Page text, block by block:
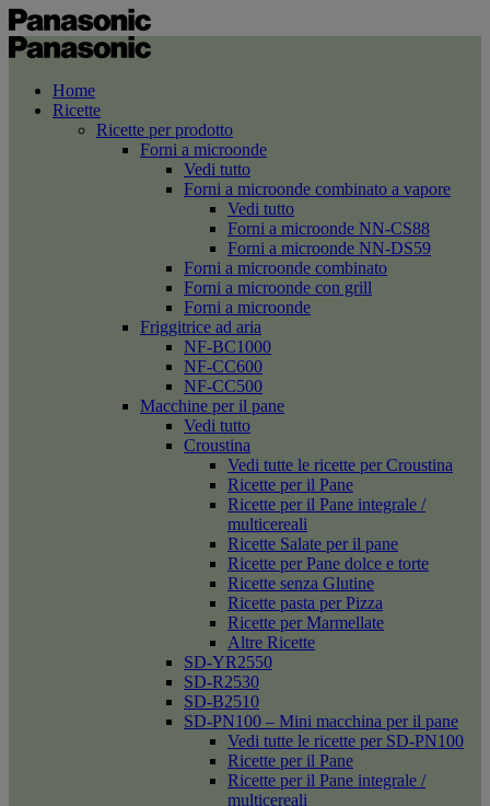
Home
Ricette
Ricette per prodotto
Forni a microonde
Vedi tutto
Forni a microonde combinato a vapore
Vedi tutto
Forni a microonde NN-CS88
Forni a microonde NN-DS59
Forni a microonde combinato
Forni a microonde con grill
Forni a microonde
Friggitrice ad aria
NF-BC1000
NF-CC600
NF-CC500
Macchine per il pane
Vedi tutto
Croustina
Vedi tutte le ricette per Croustina
Ricette per il Pane
Ricette per il Pane integrale /
multicereali
Ricette Salate per il pane
Ricette per Pane dolce e torte
Ricette senza Glutine
Ricette pasta per Pizza
Ricette per Marmellate
Altre Ricette
SD-YR2550
SD-R2530
SD-B2510
SD-PN100 – Mini macchina per il pane
Vedi tutte le ricette per SD-PN100
Ricette per il Pane
Ricette per il Pane integrale /
multicereali